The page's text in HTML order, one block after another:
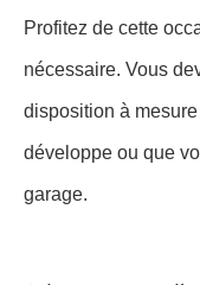
Profitez de cette
nécessaire. Vous
disposition à
développe ou que
garage.